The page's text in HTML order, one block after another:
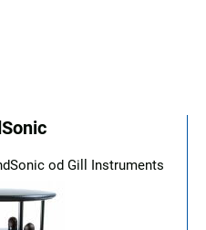
od Gill Instruments